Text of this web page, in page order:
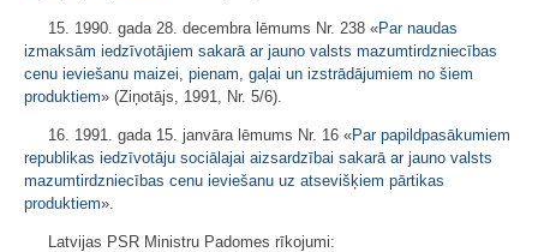
15. 1990. gada 28. decembra lēmums Nr. 238 «Par naudas
izmaksām iedzīvotājiem sakarā ar jauno valsts mazumtirdzniecības
cenu ieviešanu maizei, pienam, gaļai un izstrādājumiem no šiem
produktiem» (Ziņotājs, 1991, Nr. 5/6).
16. 1991. gada 15. janvāra lēmums Nr. 16 «Par papildpasākumiem
republikas iedzīvotāju sociālajai aizsardzībai sakarā ar jauno valsts
mazumtirdzniecības cenu ieviešanu uz atsevišķiem pārtikas
produktiem».
Latvijas PSR Ministru Padomes rīkojumi: